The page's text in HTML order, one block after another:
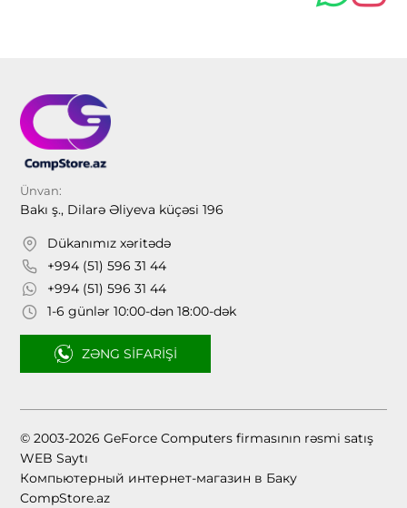
Ünvan:
Bakı ş., Dilarə Əliyeva küçəsi 196
Dükanımız xəritədə
+994 (51) 596 31 44
+994 (51) 596 31 44
1-6 günlər 10:00-dən 18:00-dək
ZƏNG SIFARIŞI
© 2003-2026 GeForce Computers firmasının rəsmi satış
WEB Saytı
Компьютерный интернет-магазин в Баку
CompStore.az